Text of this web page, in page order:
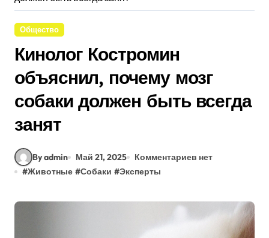
Общество
Кинолог Костромин
объяснил, почему мозг
собаки должен быть всегда
занят
By admin Май 21, 2025
Комментариев нет
#Животные #Собаки #Эксперты